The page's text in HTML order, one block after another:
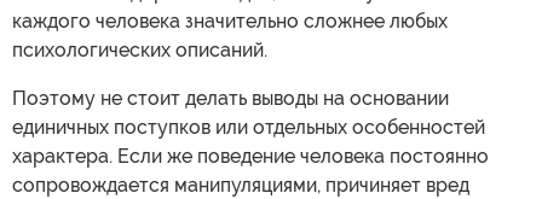
каждого человека значительно сложнее любых
психологических описаний.
Поэтому не стоит делать выводы на основании
единичных поступков или отдельных особенностей
характера. Если же поведение человека постоянно
сопровождается манипуляциями, причиняет вред